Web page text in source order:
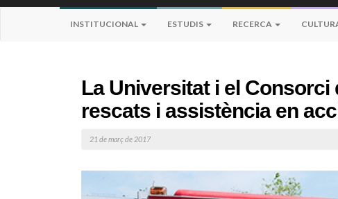
INSTITUCIONAL ESTUDIS RECERCA
La Universitat i el
rescats i assistència en
21 de març de 2017